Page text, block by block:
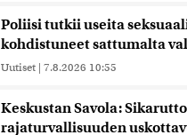
Poliisi tutkii useita
kohdistuneet sattumalta
Uutiset | 7.8.2026 10:55
Keskustan Savola:
rajaturvallisuuden